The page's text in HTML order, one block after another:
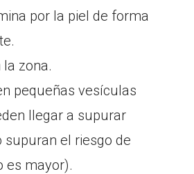
por la piel de forma
la zona.
pequeñas vesículas
llegar a supurar
supuran el riesgo de
es mayor).